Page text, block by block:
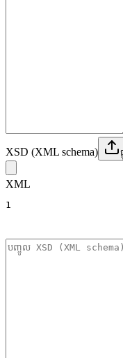
XSD (XML schema)
XML
1